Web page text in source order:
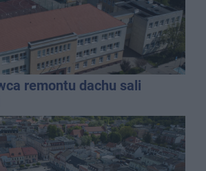
remontu dachu sali